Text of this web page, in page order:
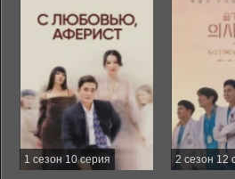
1 сезон 10 серия 2 сезон 12